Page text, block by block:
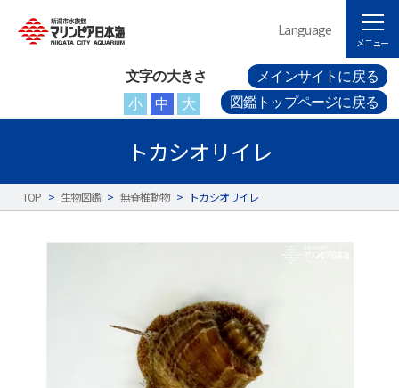
文字の大きさ
小
中 大
メインサイトに戻る
図鑑トップページに戻る
Language
メニュー
トカシオリイレ
TOP > 生物図鑑 > 無脊椎動物 > トカシオリイレ